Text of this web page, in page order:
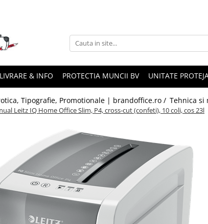
LIVRARE & INFO PROTECTIA MUNCII BV UNITATE
Tipografie, Promotionale | brandoffice.ro / Tehnica
Leitz IQ Home Office Slim, P4, cross-cut (confeti), 10 coli, cos 23l